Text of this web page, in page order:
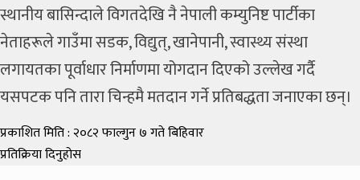
स्थानीय बासिन्दाले विगतदेखि नै नेपाली कम्युनिष्ट पार्टीका
नेताहरूले गाउँमा सडक, विद्युत्, खानेपानी, स्वास्थ्य संस्था
लगायतका पूर्वाधार निर्माणमा योगदान दिएको उल्लेख गर्दै
यसपटक पनि तारा चिन्हमै मतदान गर्ने प्रतिबद्धता जनाएका छन्।
प्रकाशित मिति : २०८२ फाल्गुन ७ गते बिहिवार
प्रतिक्रिया दिनुहोस